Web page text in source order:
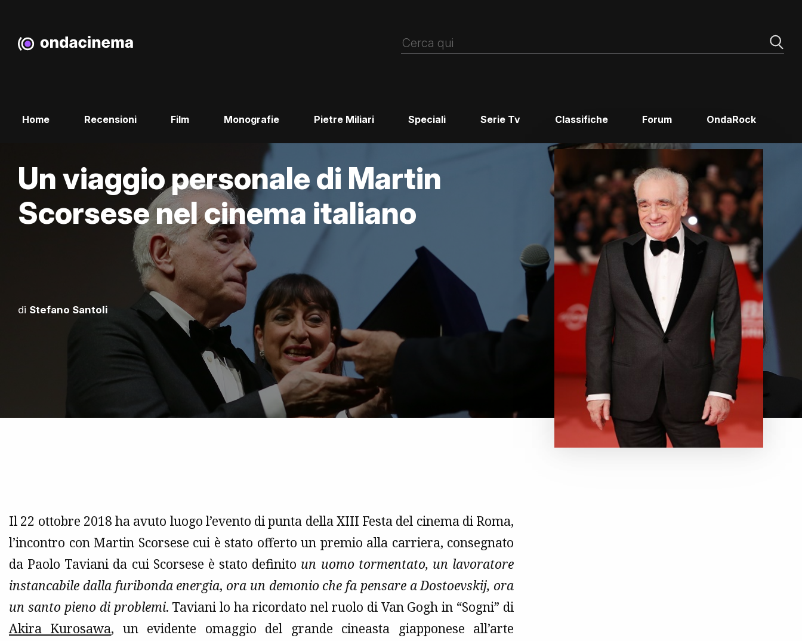
Home Recensioni Film Monografie Pietre Miliari Speciali Serie Tv Classifiche Forum OndaRock
Un viaggio personale di Martin
Scorsese nel cinema italiano
di Stefano Santoli
Il 22 ottobre 2018 ha avuto luogo l’evento di punta della XIII Festa del cinema di Roma,
l’incontro con Martin Scorsese cui è stato offerto un premio alla carriera, consegnato
da Paolo Taviani da cui Scorsese è stato definito un uomo tormentato, un lavoratore
instancabile dalla furibonda energia, ora un demonio che fa pensare a Dostoevskij, ora
un santo pieno di problemi. Taviani lo ha ricordato nel ruolo di Van Gogh in “Sogni” di
Akira Kurosawa, un evidente omaggio del grande cineasta giapponese all’arte